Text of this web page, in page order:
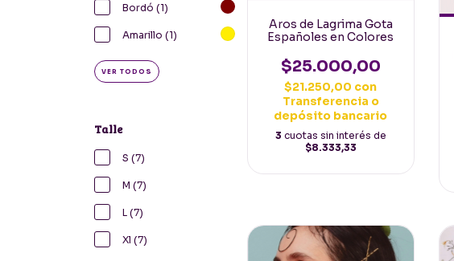
Bordó (1)
Amarillo (1)
VER TODOS
Talle
S (7)
M (7)
L (7)
Xl (7)
Aros de Lagrima Gota
Españoles en Colores
$25.000,00
$21.250,00 con
Transferencia o
depósito bancario
3 cuotas sin interés de
$8.333,33